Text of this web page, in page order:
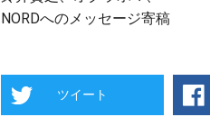
NORDへのメッセージ寄稿
ツイート